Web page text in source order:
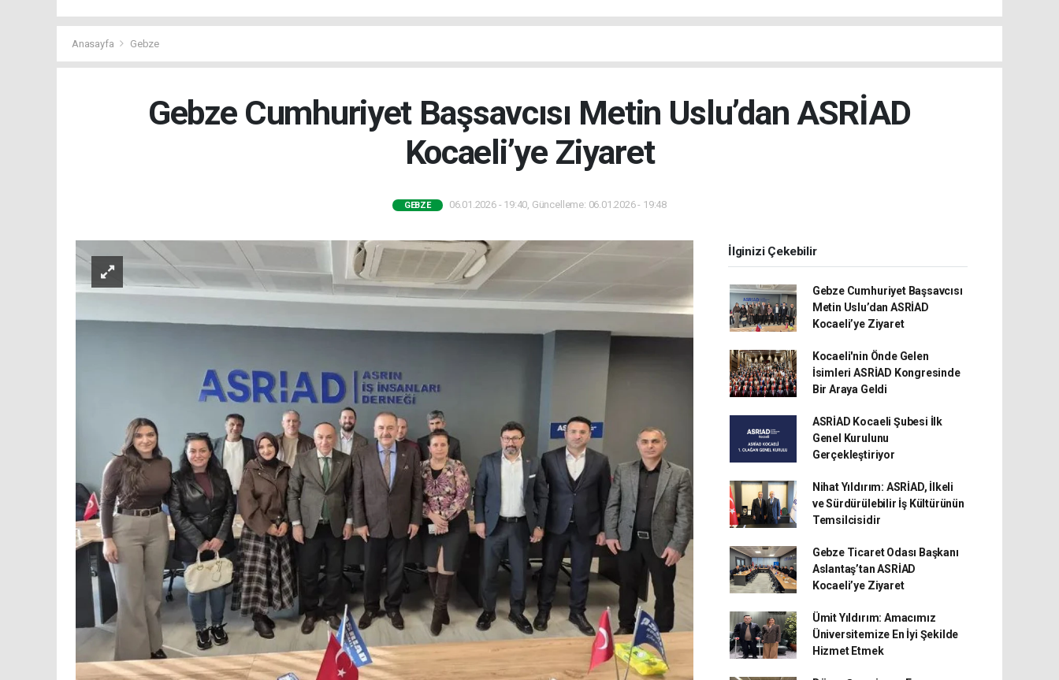
Anasayfa Gebze
Gebze Cumhuriyet Başsavcısı Metin Uslu’dan ASRİAD
Kocaeli’ye Ziyaret
GEBZE 06.01.2026 - 19:40, Güncelleme: 06.01.2026 - 19:48
İlginizi Çekebilir
Gebze Cumhuriyet Başsavcısı
Metin Uslu’dan ASRİAD
Kocaeli’ye Ziyaret
Kocaeli'nin Önde Gelen
İsimleri ASRİAD Kongresinde
Bir Araya Geldi
ASRİAD Kocaeli Şubesi İlk
Genel Kurulunu
Gerçekleştiriyor
Nihat Yıldırım: ASRİAD, İlkeli
ve Sürdürülebilir İş Kültürünün
Temsilcisidir
Gebze Ticaret Odası Başkanı
Aslantaş’tan ASRİAD
Kocaeli’ye Ziyaret
Ümit Yıldırım: Amacımız
Üniversitemize En İyi Şekilde
Hizmet Etmek